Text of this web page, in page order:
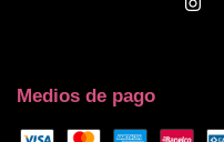
Medios de pago